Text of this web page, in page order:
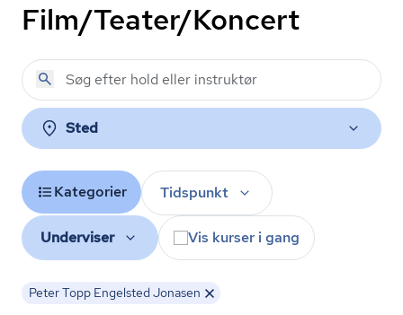
Film/Teater/Koncert
Sted
Kategorier Tidspunkt
Underviser Vis kurser i gang
Peter Topp Engelsted Jonasen